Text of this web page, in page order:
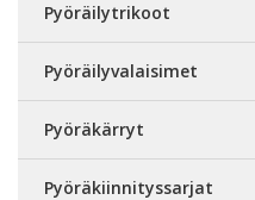
Pyöräilytrikoot
Pyöräilyvalaisimet
Pyöräkärryt
Pyöräkiinnityssarjat